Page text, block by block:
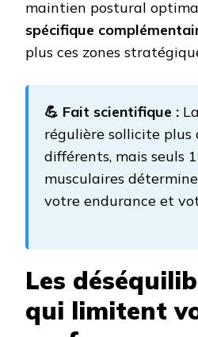
maintien postural
spécifique
plus ces zones
💪 Fait scientifique :
régulière sollicite plus
différents, mais seuls
musculaires
votre endurance et
Les
qui limitent